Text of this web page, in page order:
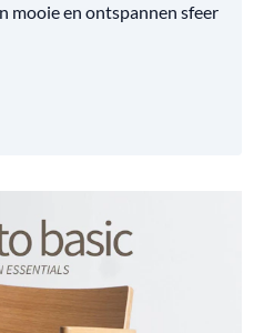
mooie en ontspannen sfeer